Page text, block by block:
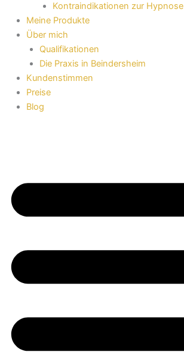
Kontraindikationen zur Hypnose
Meine Produkte
Über mich
Qualifikationen
Die Praxis in Beindersheim
Kundenstimmen
Preise
Blog